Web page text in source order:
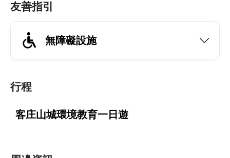
友善指引
無障礙設施
行程
客庄山城環境教育一日遊